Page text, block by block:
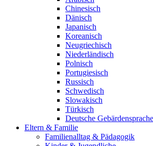
Chinesisch
Dänisch
Japanisch
Koreanisch
Neugriechisch
Niederländisch
Polnisch
Portugiesisch
Russisch
Schwedisch
Slowakisch
Türkisch
Deutsche
Eltern & Familie
Familienalltag & Pädagogik